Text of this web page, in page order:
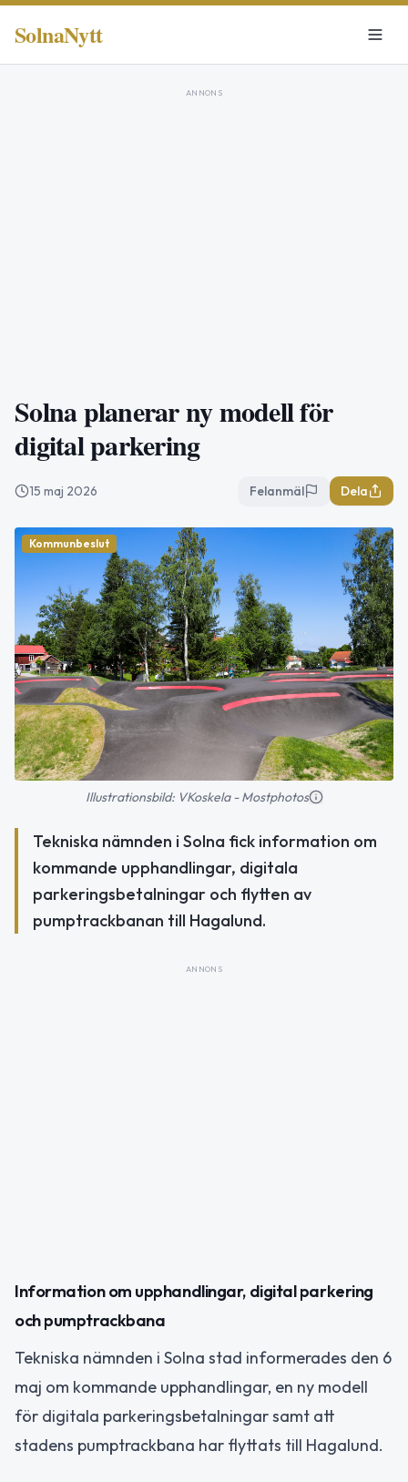
SolnaNytt
ANNONS
Solna planerar ny modell för
digital parkering
15 maj 2026 Felanmäl Dela
Kommunbeslut
Illustrationsbild: VKoskela - Mostphotos
Tekniska nämnden i Solna fick information om
kommande upphandlingar, digitala
parkeringsbetalningar och flytten av
pumptrackbanan till Hagalund.
ANNONS
Information om upphandlingar, digital parkering
och pumptrackbana
Tekniska nämnden i Solna stad informerades den 6
maj om kommande upphandlingar, en ny modell
för digitala parkeringsbetalningar samt att
stadens pumptrackbana har flyttats till Hagalund.